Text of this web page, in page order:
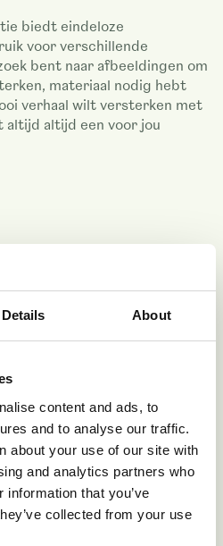
Details About
content and ads, to
and to analyse our traffic.
about your use of our site with
and analytics partners who
that you’ve
collected from your use
biedt eindeloze
voor verschillende
bent naar afbeeldingen om
materiaal nodig hebt
verhaal wilt versterken met
altijd een voor jou